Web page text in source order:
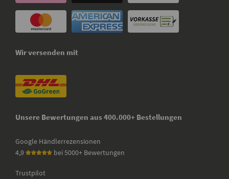
Wir versenden mit
Unsere Bewertungen aus 400.000+ Bestellungen
Google Händlerrezensionen
4,9
bei 5000+ Bewertungen
Trustpilot